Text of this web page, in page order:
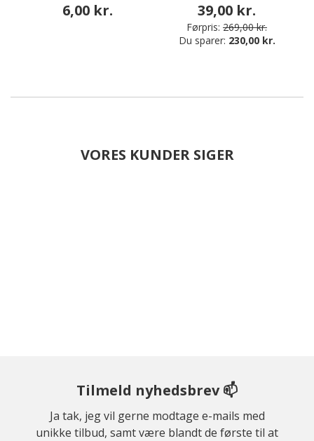
6,00 kr. 39,00 kr.
Førpris: 269,00 kr.
Du sparer: 230,00 kr.
VORES KUNDER SIGER
Tilmeld nyhedsbrev 📫
Ja tak, jeg vil gerne modtage e-mails med
unikke tilbud, samt være blandt de første til at